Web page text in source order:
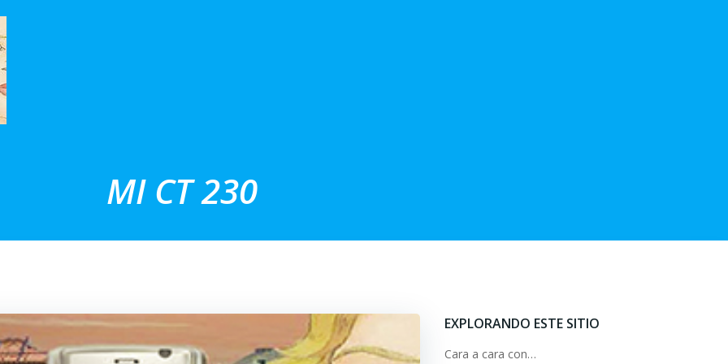
MI CT 230
EXPLORANDO ESTE SITIO
Cara a cara con…